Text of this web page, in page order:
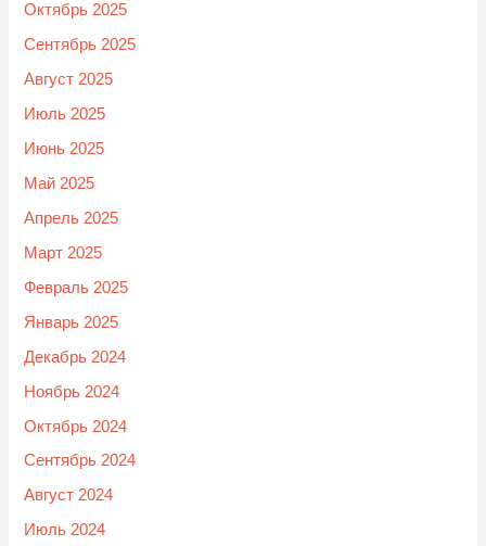
Октябрь 2025
Сентябрь 2025
Август 2025
Июль 2025
Июнь 2025
Май 2025
Апрель 2025
Март 2025
Февраль 2025
Январь 2025
Декабрь 2024
Ноябрь 2024
Октябрь 2024
Сентябрь 2024
Август 2024
Июль 2024